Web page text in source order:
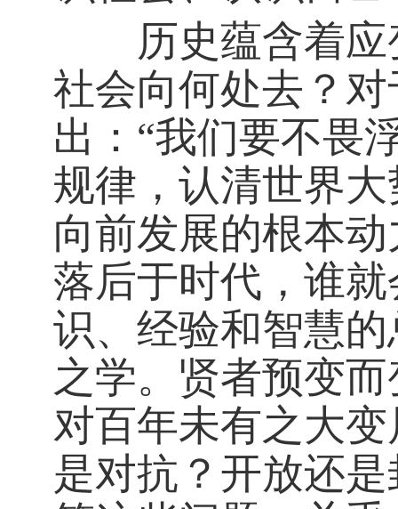
历史蕴含着应
社会向何处去？
出：“我们要不畏
规律，认清世界
向前发展的根本
落后于时代，谁
识、经验和智慧
之学。贤者预变
对百年未有之大
是对抗？开放还